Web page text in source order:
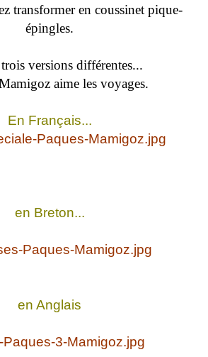
transformer en coussinet pique-
épingles.
versions différentes...
aime les voyages.
En Français...
en Breton...
en Anglais